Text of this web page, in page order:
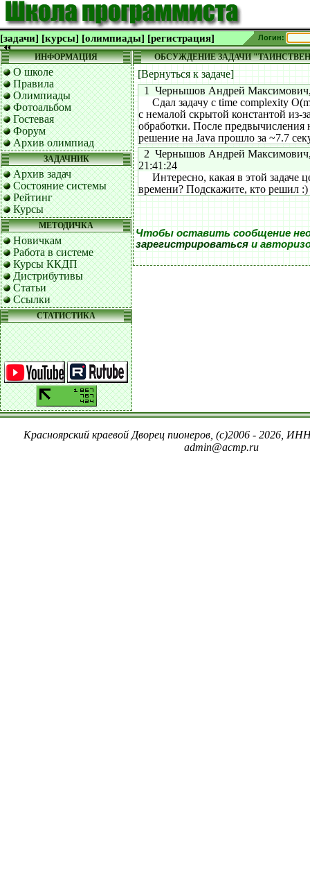
[задачи] [курсы] [олимпиады] [регистрация] Логин:
ИНФОРМАЦИЯ
О школе
Правила
Олимпиады
Фотоальбом
Гостевая
Форум
Архив олимпиад
ЗАДАЧНИК
Архив задач
Состояние системы
Рейтинг
Курсы
МЕТОДИЧКА
Новичкам
Работа в системе
Курсы ККДП
Дистрибутивы
Статьи
Ссылки
СТАТИСТИКА
ОБСУЖДЕНИЕ ЗАДАЧИ
[Вернуться к задаче]
1 Чернышов Андрей Максимович,
Сдал задачу с time complexity
с немалой скрытой константой из-
обработки. После предвычисления
решение на Java прошло за ~7.7
2 Чернышов Андрей Максимович,
21:41:24
Интересно, какая в этой задаче
времени? Подскажите, кто решил :)
Чтобы оставить сообщение
зарегистрироватьсяи
Красноярский краевой Дворец пионеров, (c)2006 - 2026,
admin@acmp.ru